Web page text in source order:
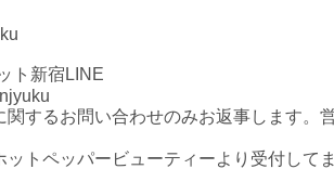
ト新宿LINE
関するお問い合わせのみお返事します。
ットペッパービューティーより受付して